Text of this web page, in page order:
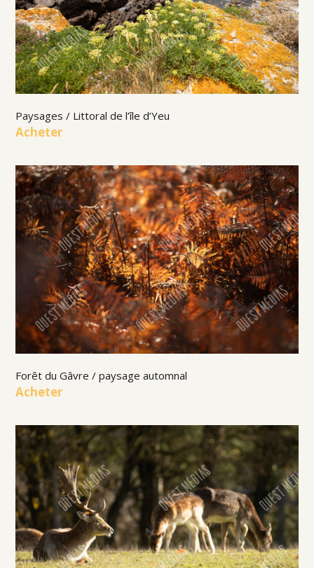
Paysages / Littoral de l’île d’Yeu
Acheter
Forêt du Gâvre / paysage automnal
Acheter